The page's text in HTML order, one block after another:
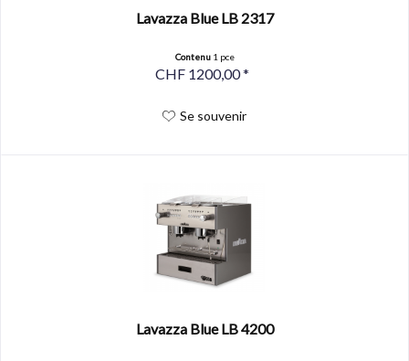
Lavazza Blue LB 2317
Contenu 1 pce
CHF 1200,00 *
Se souvenir
Lavazza Blue LB 4200